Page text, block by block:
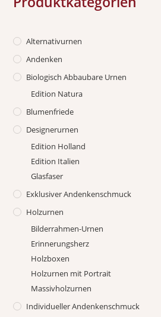
Alternativurnen
Andenken
Biologisch Abbaubare Urnen
Edition Natura
Blumenfriede
Designerurnen
Edition Holland
Edition Italien
Glasfaser
Exklusiver Andenkenschmuck
Holzurnen
Bilderrahmen-Urnen
Erinnerungsherz
Holzboxen
Holzurnen mit Portrait
Massivholzurnen
Individueller Andenkenschmuck